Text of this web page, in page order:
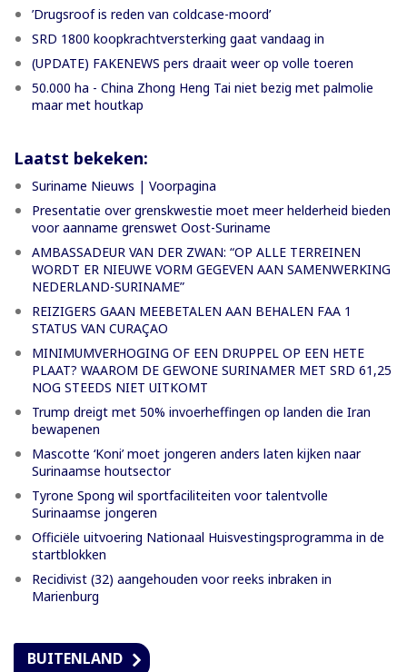
’Drugsroof is reden van coldcase-moord’
SRD 1800 koopkrachtversterking gaat vandaag in
(UPDATE) FAKENEWS pers draait weer op volle toeren
50.000 ha - China Zhong Heng Tai niet bezig met palmolie
maar met houtkap
Laatst bekeken:
Suriname Nieuws | Voorpagina
Presentatie over grenskwestie moet meer helderheid bieden
voor aanname grenswet Oost-Suriname
AMBASSADEUR VAN DER ZWAN: “OP ALLE TERREINEN
WORDT ER NIEUWE VORM GEGEVEN AAN SAMENWERKING
NEDERLAND-SURINAME”
REIZIGERS GAAN MEEBETALEN AAN BEHALEN FAA 1
STATUS VAN CURAÇAO
MINIMUMVERHOGING OF EEN DRUPPEL OP EEN HETE
PLAAT? WAAROM DE GEWONE SURINAMER MET SRD 61,25
NOG STEEDS NIET UITKOMT
Trump dreigt met 50% invoerheffingen op landen die Iran
bewapenen
Mascotte ‘Koni’ moet jongeren anders laten kijken naar
Surinaamse houtsector
Tyrone Spong wil sportfaciliteiten voor talentvolle
Surinaamse jongeren
Officiële uitvoering Nationaal Huisvestingsprogramma in de
startblokken
Recidivist (32) aangehouden voor reeks inbraken in
Marienburg
BUITENLAND